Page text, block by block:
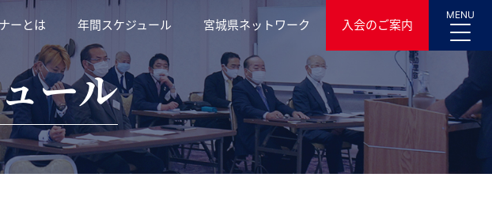
ーとは 年間スケジュール 宮城県ネットワーク 入会のご案内
MENU
ール